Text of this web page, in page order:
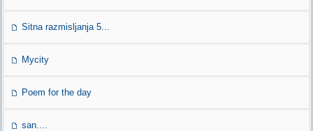
Sitna razmisljanja 5...
Mycity
Poem for the day
san....